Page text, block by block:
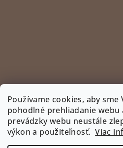
Používame cookies, aby sme
pohodlné prehliadanie webu
prevádzky webu neustále
výkon a použiteľnosť.Viac
Sledovať na